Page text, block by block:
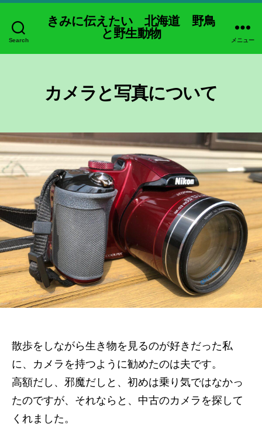
Search
きみに伝えたい 北海道 野鳥
と野生動物
メニュー
カメラと写真について
散歩をしながら生き物を見るのが好きだった私
に、カメラを持つように勧めたのは夫です。
高額だし、邪魔だしと、初めは乗り気ではなかっ
たのですが、それならと、中古のカメラを探して
くれました。